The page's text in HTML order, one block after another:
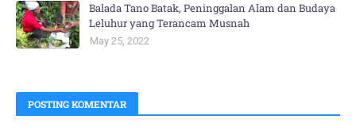
Balada Tano Batak, Peninggalan Alam dan Budaya
Leluhur yang Terancam Musnah
May 25, 2022
POSTING KOMENTAR